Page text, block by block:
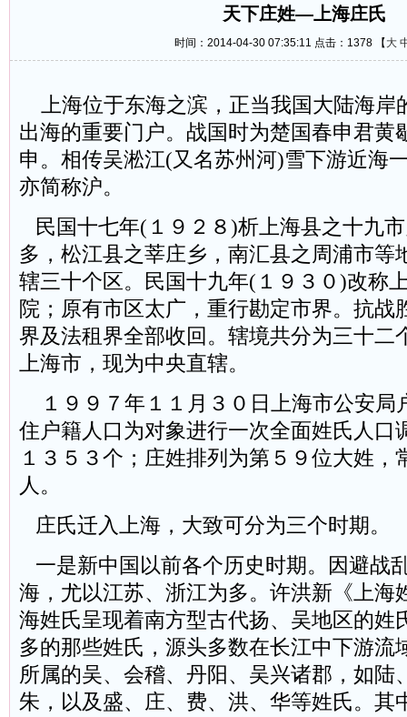
天下庄姓—上海庄氏
时间：2014-04-30 07:35:11 点击： 1378 【 大
上海位于东海之滨，正当我国大陆海岸
出海的重要门户。战国时为楚国春申君黄
申。相传吴淞江(又名苏州河)雪下游近海
亦简称沪。
民国十七年(１９２８)析上海县之十九
多，松江县之莘庄乡，南汇县之周浦市等
辖三十个区。民国十九年(１９３０)改称
院；原有市区太广，重行勘定市界。抗战
界及法租界全部收回。辖境共分为三十二
上海市，现为中央直辖。
１９９７年１１月３０日上海市公安局
住户籍人口为对象进行一次全面姓氏人口
１３５３个；庄姓排列为第５９位大姓，
人。
庄氏迁入上海，大致可分为三个时期。
一是新中国以前各个历史时期。因避战
海，尤以江苏、浙江为多。许洪新《上海
海姓氏呈现着南方型古代扬、吴地区的姓
多的那些姓氏，源头多数在长江中下游流
所属的吴、会稽、丹阳、吴兴诸郡，如陆
朱，以及盛、庄、费、洪、华等姓氏。其